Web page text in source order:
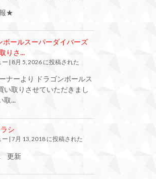
★
ボールスーパーダイバーズ
りさ...
ー | 8月 5, 2026 に投稿された
ナーより ドラゴンボールス
い取りさせていただきまし
取...
シ
ー 7月 13, 2018 に投稿された
更新